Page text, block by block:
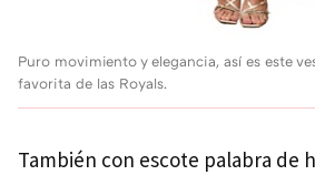
Puro movimiento y elegancia, así es este
favorita de las Royals.
También con escote palabra de